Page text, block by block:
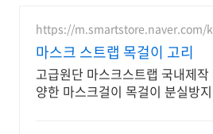
https://m.smartstore.naver.com/
마스크 스트랩 목걸이 고리
고급원단 마스크스트랩 국내제작
양한 마스크걸이 목걸이 분실방지